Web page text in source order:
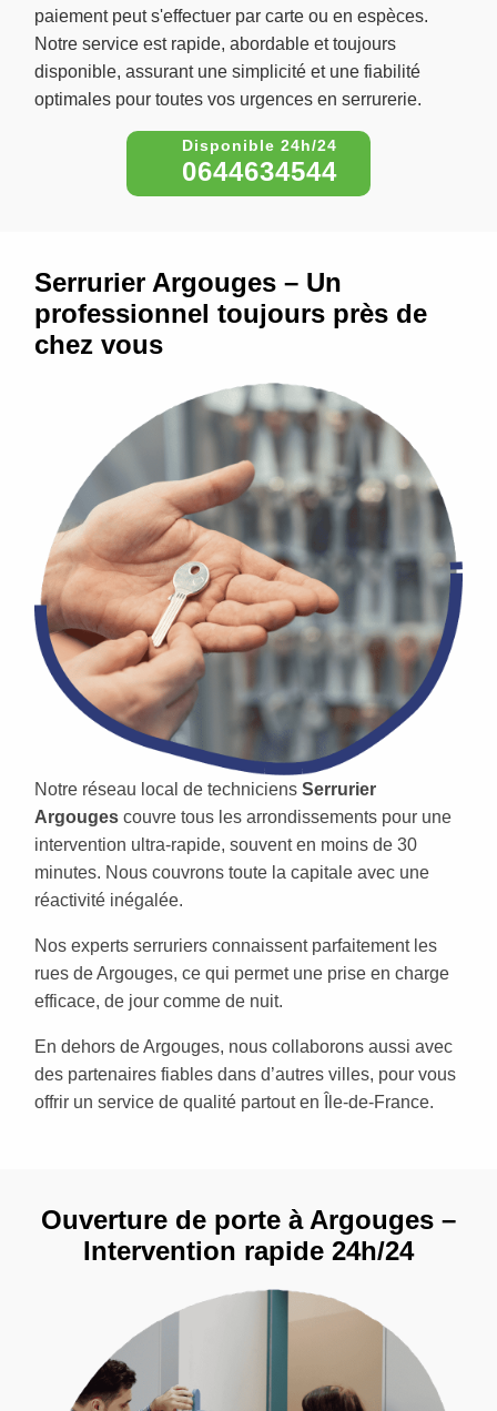
paiement peut s'effectuer par carte ou en espèces.
Notre service est rapide, abordable et toujours
disponible, assurant une simplicité et une fiabilité
optimales pour toutes vos urgences en serrurerie.
0644634544
Serrurier Argouges – Un
professionnel toujours près de
chez vous
Notre réseau local de techniciens Serrurier
Argouges couvre tous les arrondissements pour une
intervention ultra-rapide, souvent en moins de 30
minutes. Nous couvrons toute la capitale avec une
réactivité inégalée.
Nos experts serruriers connaissent parfaitement les
rues de Argouges, ce qui permet une prise en charge
efficace, de jour comme de nuit.
En dehors de Argouges, nous collaborons aussi avec
des partenaires fiables dans d’autres villes, pour vous
offrir un service de qualité partout en Île-de-France.
Ouverture de porte à Argouges –
Intervention rapide 24h/24